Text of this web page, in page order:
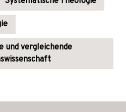
und vergleichende